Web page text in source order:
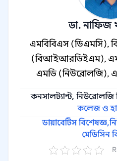
ডা. নাফিজ
এমবিবিএস (ডিএমসি),
(বিআইআরডিইএম),
এমডি (নিউরোলজি),
কনসালট্যান্ট, নিউরোলজি
কলেজ ও
ডায়াবেটিস বিশেষজ্ঞ,
মেডিসিন